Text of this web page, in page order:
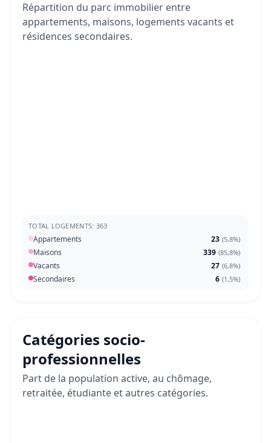
Répartition du parc immobilier entre
appartements, maisons, logements vacants et
résidences secondaires.
TOTAL LOGEMENTS: 363
Appartements 23 (5,8%)
Maisons 339 (85,8%)
Vacants 27 (6,8%)
Secondaires 6 (1,5%)
Catégories socio-
professionnelles
Part de la population active, au chômage,
retraitée, étudiante et autres catégories.